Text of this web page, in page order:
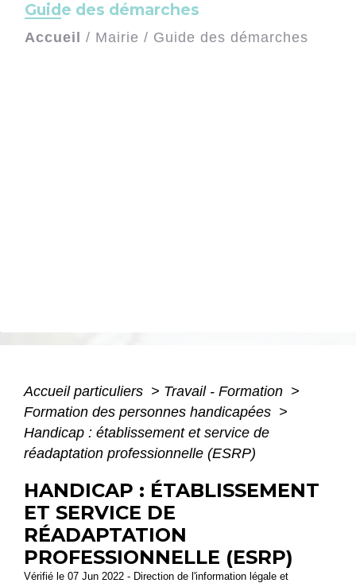
Guide des démarches
Accueil / Mairie / Guide des démarches
Accueil particuliers > Travail - Formation >
Formation des personnes handicapées >
Handicap : établissement et service de
réadaptation professionnelle (ESRP)
HANDICAP : ÉTABLISSEMENT
ET SERVICE DE
RÉADAPTATION
PROFESSIONNELLE (ESRP)
Vérifié le 07 Jun 2022 - Direction de l'information légale et